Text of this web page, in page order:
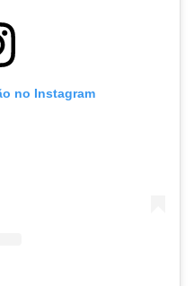
no Instagram